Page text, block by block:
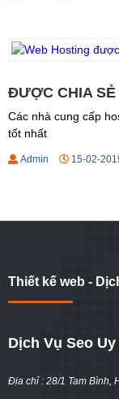
ĐƯỢC CHIA SẺ
Các nhà cung cấp
tốt nhất
Admin 15-02-
Thiết kế web -
Dịch Vụ Seo
Địa chỉ : 28/1 Tam Bình,